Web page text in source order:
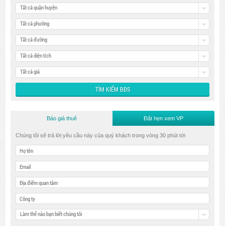
Tất cả quận huyện
Tất cả phường
Tất cả đường
Tất cả diện tích
Tất cả giá
Báo giá thuê Đặt hẹn xem VP
Chúng tôi sẽ trả lời yêu cầu này của quý khách trong vòng 30 phút tới
Làm thế nào bạn biết chúng tôi